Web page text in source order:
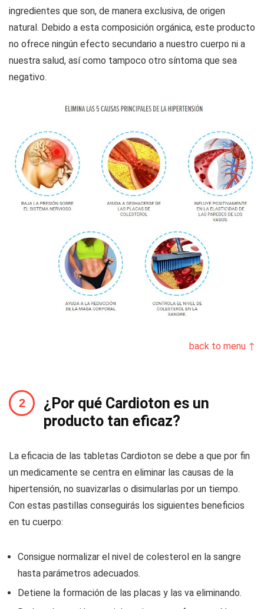
ingredientes que son, de manera exclusiva, de origen
natural. Debido a esta composición orgánica, este producto
no ofrece ningún efecto secundario a nuestro cuerpo ni a
nuestra salud, así como tampoco otro síntoma que sea
negativo.
back to menu ↑
¿Por qué Cardioton es un
producto tan eficaz?
La eficacia de las tabletas Cardioton se debe a que por fin
un medicamente se centra en eliminar las causas de la
hipertensión, no suavizarlas o disimularlas por un tiempo.
Con estas pastillas conseguirás los siguientes beneficios
en tu cuerpo:
Consigue normalizar el nivel de colesterol en la sangre
hasta parámetros adecuados.
Detiene la formación de las placas y las va eliminando.